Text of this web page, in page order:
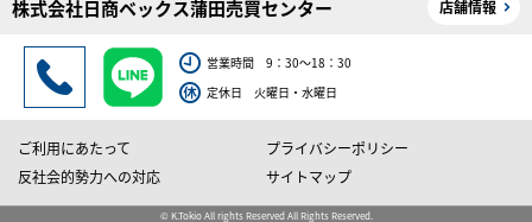
株式会社日商ベックス蒲田売買センター 店舗情報
営業時間 9：30～18：30
定休日 火曜日・水曜日
ご利用にあたって
プライバシーポリシー
反社会的勢力への対応
サイトマップ
© K.Tokio All rights Reserved All Rights Reserved.